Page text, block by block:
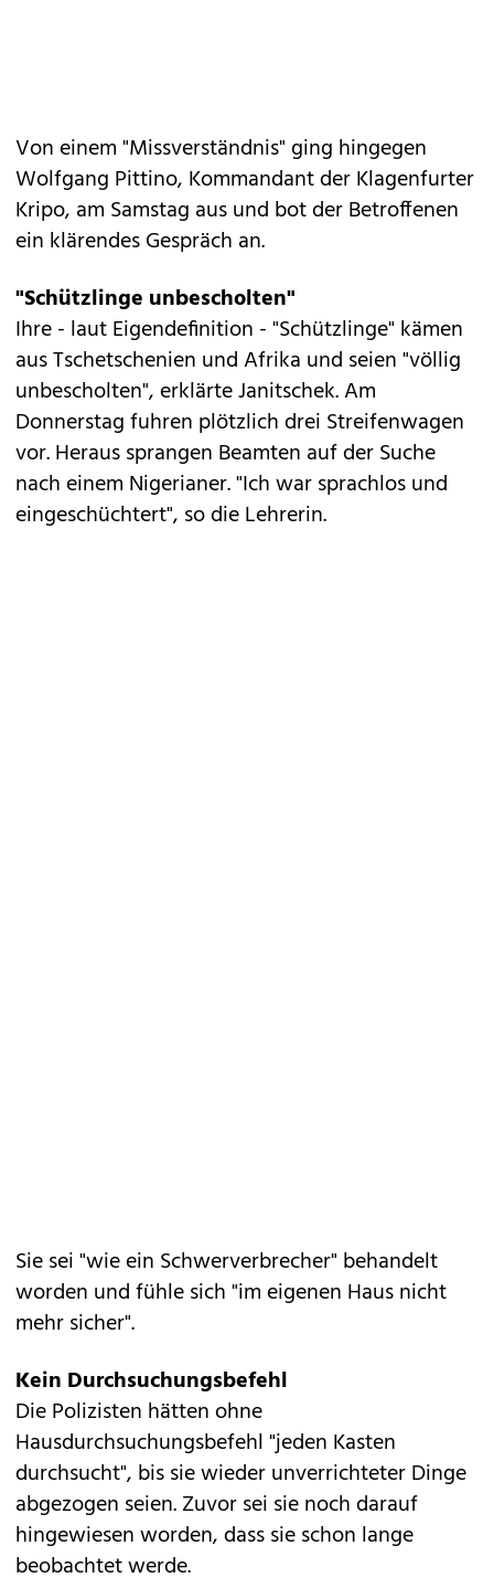
Von einem "Missverständnis" ging hingegen
Wolfgang Pittino, Kommandant der Klagenfurter
Kripo, am Samstag aus und bot der Betroffenen
ein klärendes Gespräch an.
"Schützlinge unbescholten"
Ihre - laut Eigendefinition - "Schützlinge" kämen
aus Tschetschenien und Afrika und seien "völlig
unbescholten", erklärte Janitschek. Am
Donnerstag fuhren plötzlich drei Streifenwagen
vor. Heraus sprangen Beamten auf der Suche
nach einem Nigerianer. "Ich war sprachlos und
eingeschüchtert", so die Lehrerin.
Sie sei "wie ein Schwerverbrecher" behandelt
worden und fühle sich "im eigenen Haus nicht
mehr sicher".
Kein Durchsuchungsbefehl
Die Polizisten hätten ohne
Hausdurchsuchungsbefehl "jeden Kasten
durchsucht", bis sie wieder unverrichteter Dinge
abgezogen seien. Zuvor sei sie noch darauf
hingewiesen worden, dass sie schon lange
beobachtet werde.